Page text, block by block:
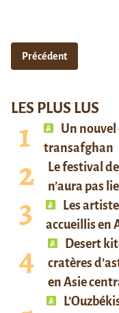
Précédent
LES PLUS LUS
Un
transafghan
Le festival
n’aura pas
Les
accueillis en
Desert
cratères
en Asie